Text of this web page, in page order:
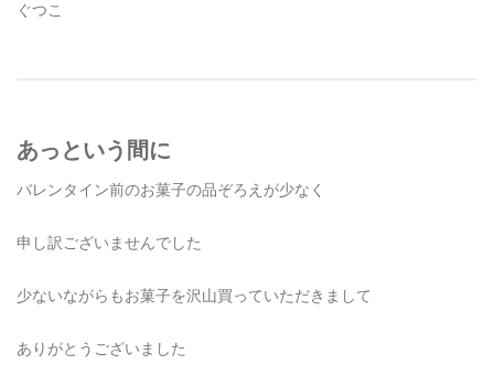
ぐつこ
あっという間に
バレンタイン前のお菓子の品ぞろえが少なく
申し訳ございませんでした
少ないながらもお菓子を沢山買っていただきまして
ありがとうございました